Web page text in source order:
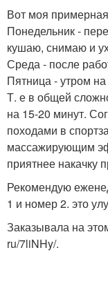
Вот моя
Понедельник -
кушаю, снимаю и
Среда - после
Пятница - утром
Т. е в общей
на 15-20 минут.
походами в
массажирующим
приятнее накачку
Рекомендую
1 и номер 2. это
Заказывала на
ru/7liNHy/.